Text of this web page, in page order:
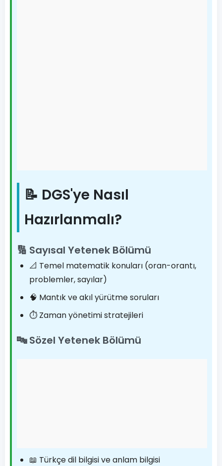
📝 DGS'ye Nasıl
Hazırlanmalı?
🔢 Sayısal Yetenek Bölümü
📐 Temel matematik konuları (oran-orantı,
problemler, sayılar)
🧠 Mantık ve akıl yürütme soruları
⏱️ Zaman yönetimi stratejileri
🔤 Sözel Yetenek Bölümü
📖 Türkçe dil bilgisi ve anlam bilgisi